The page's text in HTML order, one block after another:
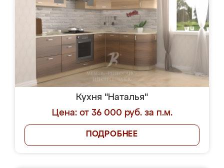
Кухня "Наталья"
Цена: от 36 000 руб. за п.м.
ПОДРОБНЕЕ